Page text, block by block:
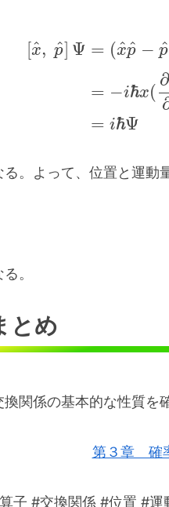
[x
^, p
^] Ψ =
=
=
(x
^p
^ − p
^
−iħx(
∂
iħΨ
る。よって、位置と運動
。
とめ
関係の基本的な性質を
第３章 確
子 #交換関係 #位置 #運